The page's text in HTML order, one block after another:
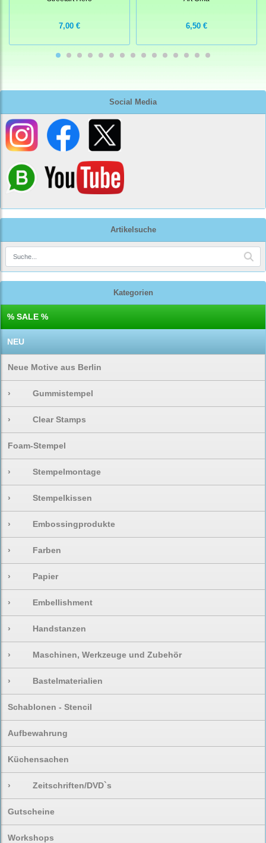
Social Media
Artikelsuche
Kategorien
% SALE %
NEU
Neue Motive aus Berlin
› Gummistempel
› Clear Stamps
Foam-Stempel
› Stempelmontage
› Stempelkissen
› Embossingprodukte
› Farben
› Papier
› Embellishment
› Handstanzen
› Maschinen, Werkzeuge und Zubehör
› Bastelmaterialien
Schablonen - Stencil
Aufbewahrung
Küchensachen
› Zeitschriften/DVD`s
Gutscheine
Workshops
7,00 € 6,50 €